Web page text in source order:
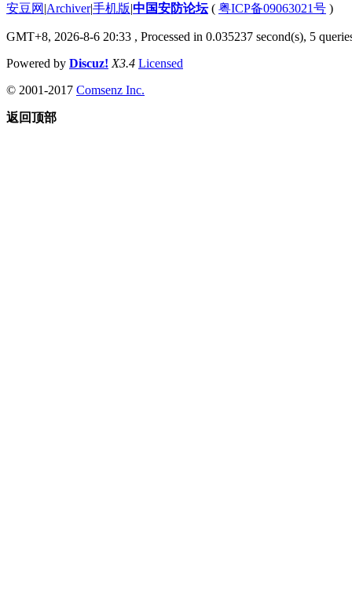
安豆网 |Archiver|手机版|中国安防论坛( 粤ICP备09063021号 )
GMT+8, 2026-8-6 20:33 , Processed in 0.035237 second(s), 5
Powered by Discuz! X3.4 Licensed
© 2001-2017 Comsenz Inc.
返回顶部